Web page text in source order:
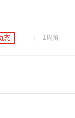
态 | 1周前